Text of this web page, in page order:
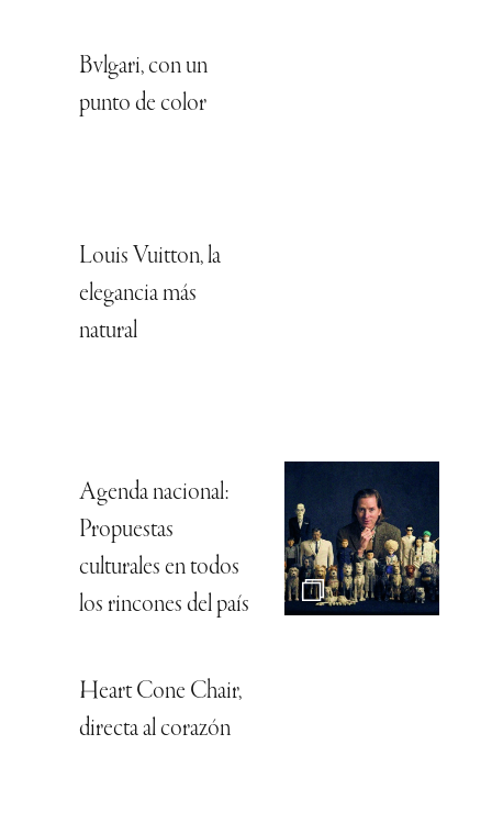
Bvlgari, con un
punto de color
Louis Vuitton, la
elegancia más
natural
Agenda nacional:
Propuestas
culturales en todos
los rincones del país
Heart Cone Chair,
directa al corazón